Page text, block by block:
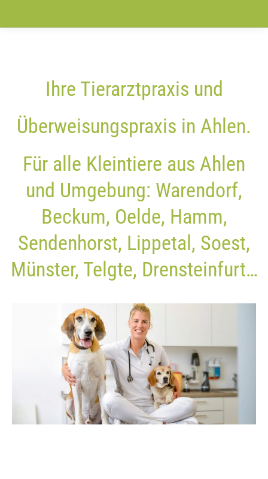
Ihre Tierarztpraxis und
Überweisungspraxis in Ahlen.
Für alle Kleintiere aus Ahlen
und Umgebung: Warendorf,
Beckum, Oelde, Hamm,
Sendenhorst, Lippetal, Soest,
Münster, Telgte, Drensteinfurt…